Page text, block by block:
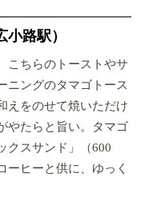
路駅）
こちらのトーストやサ
ニングのタマゴトース
えをのせて焼いただけ
やたらと旨い。タマゴ
クスサンド」（600
ーヒーと供に、ゆっく